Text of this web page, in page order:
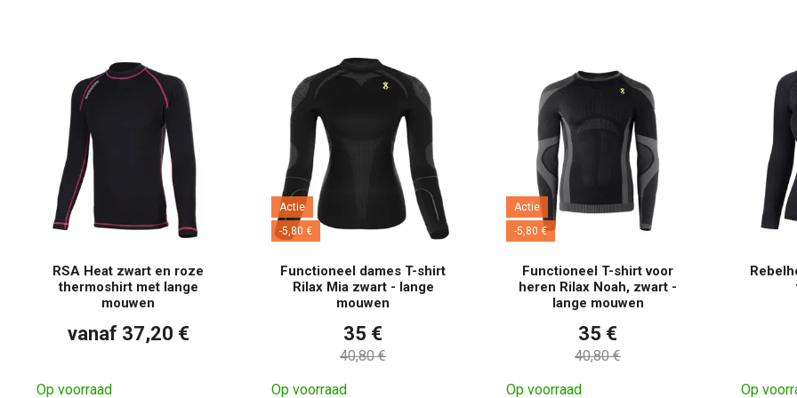
RSA Heat zwart en roze
thermoshirt met lange
mouwen
vanaf 37,20 €
Op voorraad
Actie
-5,80 €
Functioneel dames T-shirt
Rilax Mia zwart - lange
mouwen
35 €
40,80 €
Op voorraad
Actie
-5,80 €
Functioneel T-shirt voor
heren Rilax Noah, zwart -
lange mouwen
35 €
40,80 €
Op voorraad Op